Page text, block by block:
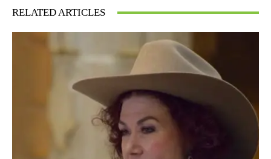
RELATED ARTICLES